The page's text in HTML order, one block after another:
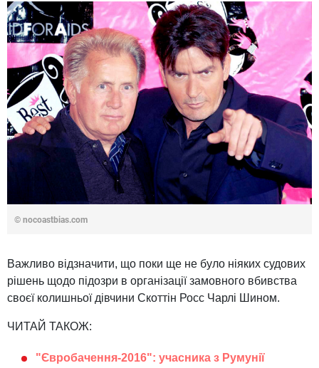
© nocoastbias.com
Важливо відзначити, що поки ще не було ніяких судових
рішень щодо підозри в організації замовного вбивства
своєї колишньої дівчини Скоттін Росс Чарлі Шином.
ЧИТАЙ ТАКОЖ:
"Євробачення-2016": учасника з Румунії